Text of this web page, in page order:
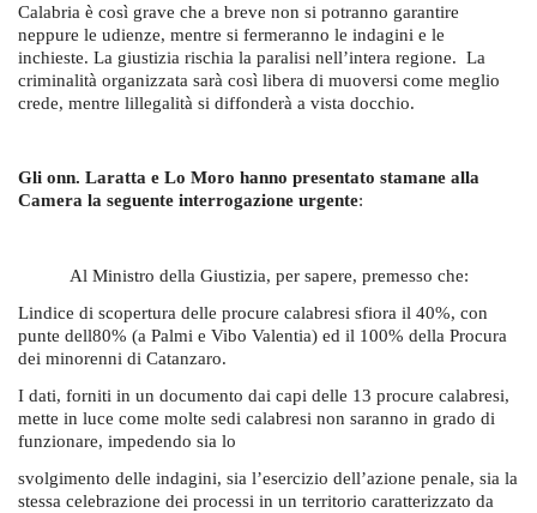
Calabria è così grave che a breve non si potranno garantire
neppure le udienze, mentre si fermeranno le indagini e le
inchieste. La giustizia rischia la paralisi nell’intera regione. La
criminalità organizzata sarà così libera di muoversi come meglio
crede, mentre lillegalità si diffonderà a vista docchio.
Gli onn. Laratta e Lo Moro hanno presentato stamane alla
Camera la seguente interrogazione urgente:
Al Ministro della Giustizia, per sapere, premesso che:
Lindice di scopertura delle procure calabresi sfiora il 40%, con
punte dell80% (a Palmi e Vibo Valentia) ed il 100% della Procura
dei minorenni di Catanzaro.
I dati, forniti in un documento dai capi delle 13 procure calabresi,
mette in luce come molte sedi calabresi non saranno in grado di
funzionare, impedendo sia lo
svolgimento delle indagini, sia l’esercizio dell’azione penale, sia la
stessa celebrazione dei processi in un territorio caratterizzato da